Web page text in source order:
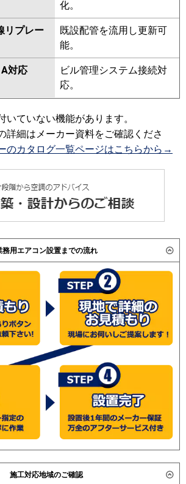
化。
リプレー
既設配管を流用し更新可
能。
対応
ビル管理システム接続対
応。
いていない機能があります。
詳細はメーカー資料をご確認くださ
のカタログ一覧ページはこちらから→
務用エアコン設置までの流れ
施工対応地域のご確認